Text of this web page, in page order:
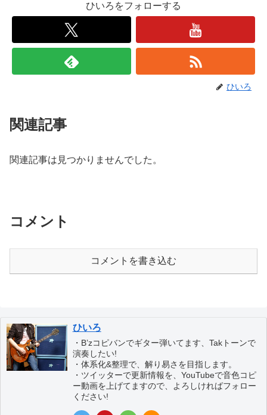
ひいろをフォローする
ひいろ
関連記事
関連記事は見つかりませんでした。
コメント
コメントを書き込む
ひいろ
・B’zコピバンでギター弾いてます、Takトーンで
演奏したい!
・体系化&整理で、解り易さを目指します。
・ツイッターで更新情報を、YouTubeで音色コピ
ー動画を上げてますので、よろしければフォロー
ください!